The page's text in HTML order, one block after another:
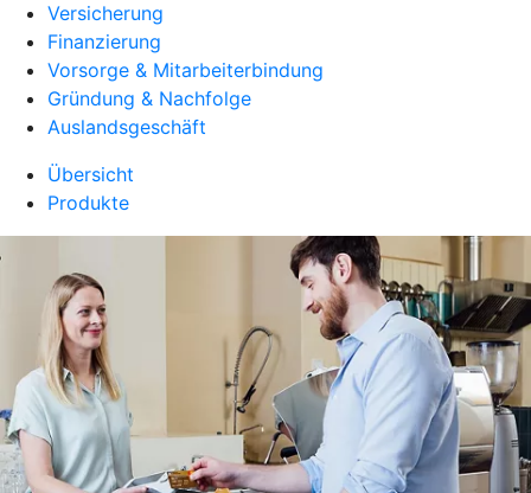
Versicherung
Finanzierung
Vorsorge & Mitarbeiterbindung
Gründung & Nachfolge
Auslandsgeschäft
Übersicht
Produkte